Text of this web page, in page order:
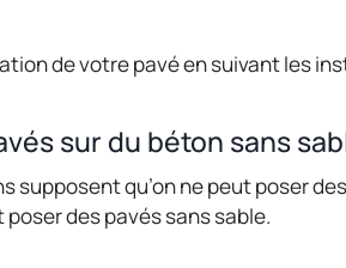
de votre pavé en suivant les
sur du béton sans
supposent qu’on ne peut poser
des pavés sans sable.